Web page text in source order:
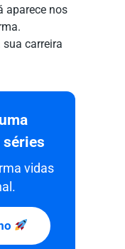
aparece nos
carreira
vidas